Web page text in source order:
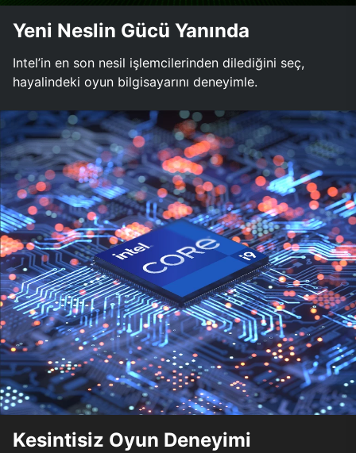
Yeni Neslin Gücü Yanında
Intel’in en son nesil işlemcilerinden dilediğini seç,
hayalindeki oyun bilgisayarını deneyimle.
Kesintisiz Oyun Deneyimi